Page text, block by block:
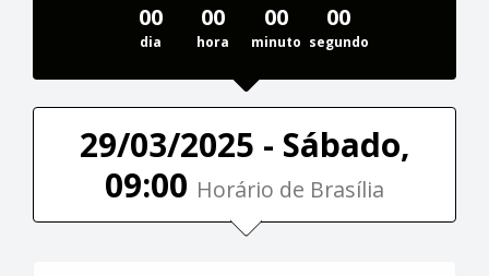
00
dia
00
hora
00
minuto
00
segundo
29/03/2025 - Sábado,
09:00 Horário de Brasília